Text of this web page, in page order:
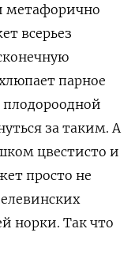
метафорично
всерьез
парное
за таким. А
цвестисто и
просто не
норки. Так что